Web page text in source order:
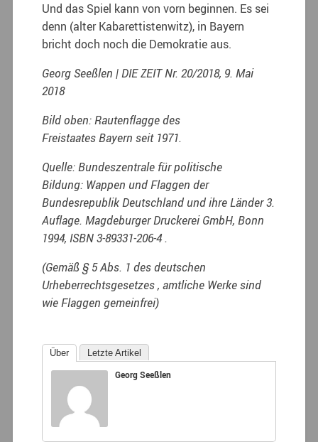
Und das Spiel kann von vorn beginnen. Es sei
denn (alter Kabarettistenwitz), in Bayern
bricht doch noch die Demokratie aus.
Georg Seeßlen | DIE ZEIT Nr. 20/2018, 9. Mai
2018
Bild oben: Rautenflagge des
Freistaates Bayern seit 1971.
Quelle: Bundeszentrale für politische
Bildung: Wappen und Flaggen der
Bundesrepublik Deutschland und ihre Länder 3.
Auflage. Magdeburger Druckerei GmbH, Bonn
1994, ISBN 3-89331-206-4 .
(Gemäß § 5 Abs. 1 des deutschen
Urheberrechtsgesetzes , amtliche Werke sind
wie Flaggen gemeinfrei)
Über Letzte Artikel
Georg Seeßlen